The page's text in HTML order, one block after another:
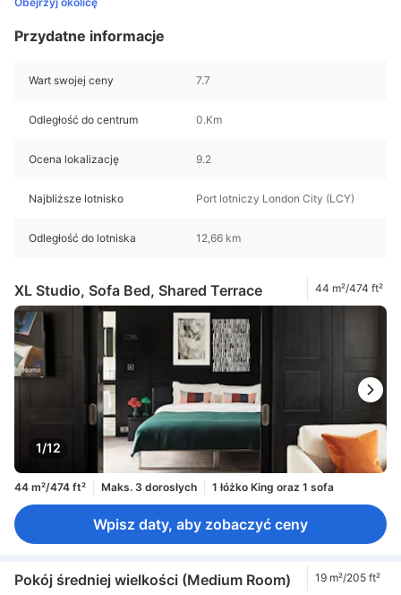
Przydatne informacje
Wart swojej ceny 7.7
Odległość do centrum 0.Km
Ocena lokalizację 9.2
Najbliższe lotnisko Port lotniczy London City (LCY)
Odległość do lotniska 12,66 km
XL Studio, Sofa Bed, Shared Terrace 44 m²/474 ft²
1/12
44 m²/474 ft² Maks. 3 dorosłych 1 łóżko King oraz 1 sofa
Wpisz daty, aby zobaczyć ceny
Pokój średniej wielkości (Medium Room) 19 m²/205 ft²